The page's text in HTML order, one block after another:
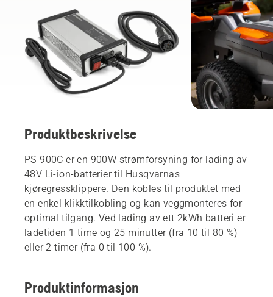
Produktbeskrivelse
PS 900C er en 900W strømforsyning for lading av
48V Li-ion-batterier til Husqvarnas
kjøregressklippere. Den kobles til produktet med
en enkel klikktilkobling og kan veggmonteres for
optimal tilgang. Ved lading av ett 2kWh batteri er
ladetiden 1 time og 25 minutter (fra 10 til 80 %)
eller 2 timer (fra 0 til 100 %).
Produktinformasjon